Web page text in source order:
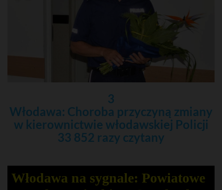
3
Włodawa: Choroba przyczyną zmiany
w kierownictwie włodawskiej Policji
33 852 razy czytany
Włodawa na sygnale: Powiatowe